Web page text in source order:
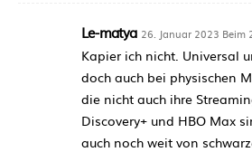
Le-matya 26. Januar 2023 Beim
Kapier ich nicht. Universal
doch auch bei physischen
die nicht auch ihre
Discovery+ und HBO Max
auch noch weit von